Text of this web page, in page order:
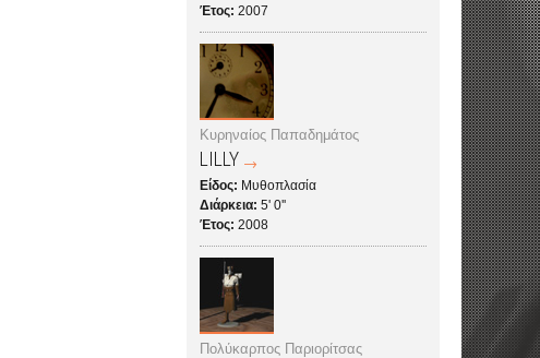
Έτος: 2007
Κυρηναίος Παπαδημάτος
LILLY
Είδος: Μυθοπλασία
Διάρκεια: 5' 0''
Έτος: 2008
Πολύκαρπος Παριορίτσας